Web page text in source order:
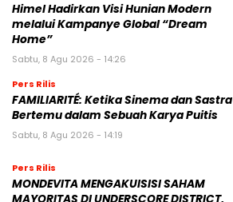
Himel Hadirkan Visi Hunian Modern
melalui Kampanye Global “Dream
Home”
Sabtu, 8 Agu 2026 - 14:26
Pers Rilis
FAMILIARITÉ: Ketika Sinema dan Sastra
Bertemu dalam Sebuah Karya Puitis
Sabtu, 8 Agu 2026 - 14:19
Pers Rilis
MONDEVITA MENGAKUISISI SAHAM